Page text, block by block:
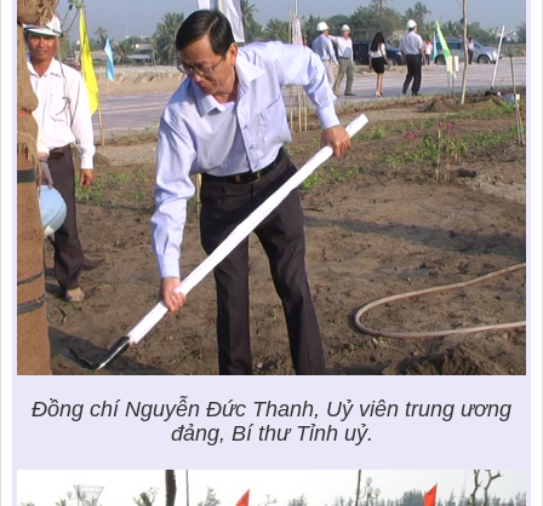
Đồng chí Nguyễn Đức Thanh, Uỷ viên trung ương
đảng, Bí thư Tỉnh uỷ.